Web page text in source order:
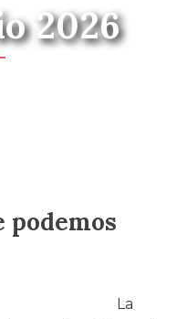
2026
podemos
La